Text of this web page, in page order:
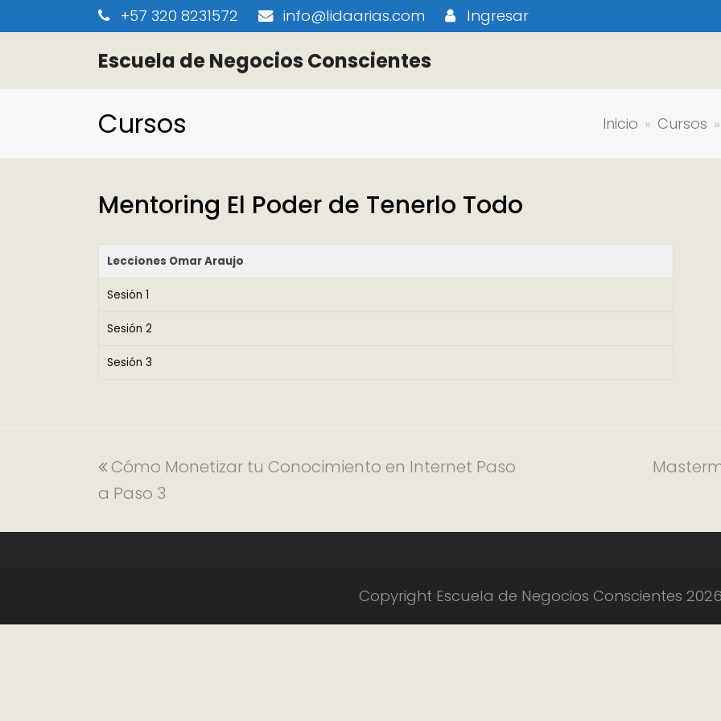
+57 320 8231572 info@lidaarias.com Ingresar
Escuela de Negocios Conscientes
Cursos Inicio » Cursos »
Mentoring El Poder de Tenerlo Todo
Lecciones Omar Araujo
Sesión 1
Sesión 2
Sesión 3
Cómo Monetizar tu Conocimiento en Internet Paso
a Paso 3
Copyright Escuela de Negocios Conscientes 2026